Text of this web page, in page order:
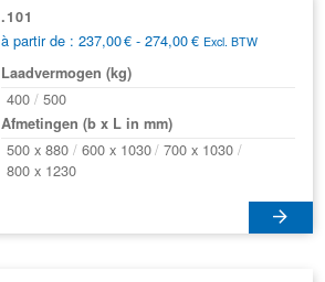
.101
à partir de : 237,00€ - 274,00€Prijsklasse:
Excl. BTW
Laadvermogen (kg)
400 500
Afmetingen (b x L in mm)
500 x 880 600 x 1030
700 x 1030
800 x 1230